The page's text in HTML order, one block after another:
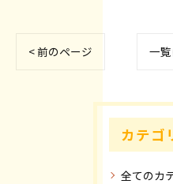
< 前のページ 一
カテゴ
全てのカ